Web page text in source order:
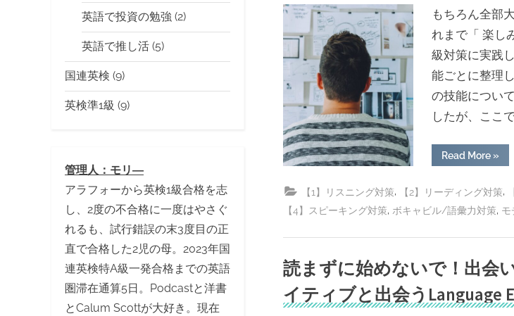
ト
ク
で
ク
レ
ッ
ト
ど
れ
い
要？
フ
リ
ト
ク
ク
ジ
ト
は
れ
く
ら
要？”
もちろん全部
れまで「 楽し
級対策に実践
能ごとに整理
の技能につい
したが、ここ
Read More“4
技
結
局
ど
こ
れ
な
け
»
【1】リスニング対策 【2】リーディング対策
【4】スピーキング対策 ボキャビル/語彙力対策 モ
読まずに始めないで！出会
イティブと出会うLanguage
英語で投資の勉強 (2)
英語で推し活 (5)
国連英検 (9)
英検準1級 (9)
管理人：モリ―
アラフォーから英検1級合格を志
し、2度の不合格に一度はやさぐ
れるも、試行錯誤の末3度目の正
直で合格した2児の母。2023年国
連英検特A級一発合格までの英語
圏滞在通算5日。Podcastと洋書
とCalum Scottが大好き。現在